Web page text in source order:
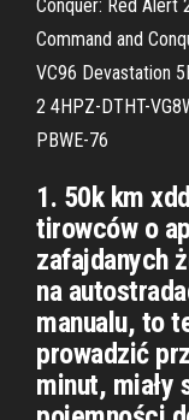
Conquer: Red Alert
Command and
VC96 Devastation
2 4HPZ-DTHT-
PBWE-76
1. 50k km
tirowców o
zafajdanych
na
manualu, to
prowadzić
minut, miały